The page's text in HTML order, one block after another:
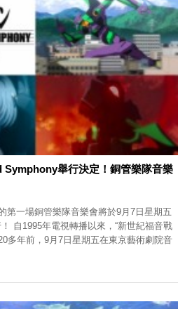
Symphony舉行決定！銅管樂隊音樂
第一場銅管樂隊音樂會將於9月7日星期五
自1995年電視轉播以來，“新世紀福音戰
多年前，9月7日星期五在東京藝術劇院音